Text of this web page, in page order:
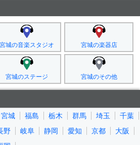
宮城の音楽スタジオ 宮城の楽器店
宮城のステージ 宮城のその他
宮城 福島 栃木 群馬 埼玉
千葉
野 岐阜 静岡 愛知 京都
大阪